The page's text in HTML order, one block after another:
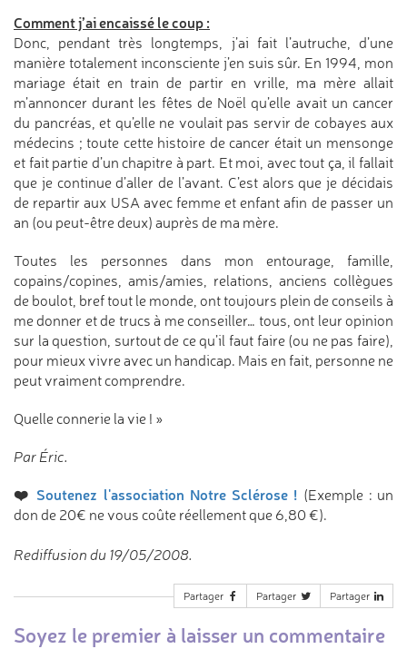
Comment j’ai encaissé le coup :
Donc, pendant très longtemps, j’ai fait l’autruche, d’une
manière totalement inconsciente j’en suis sûr. En 1994, mon
mariage était en train de partir en vrille, ma mère allait
m’annoncer durant les fêtes de Noël qu’elle avait un cancer
du pancréas, et qu’elle ne voulait pas servir de cobayes aux
médecins ; toute cette histoire de cancer était un mensonge
et fait partie d’un chapitre à part. Et moi, avec tout ça, il fallait
que je continue d’aller de l’avant. C’est alors que je décidais
de repartir aux USA avec femme et enfant afin de passer un
an (ou peut-être deux) auprès de ma mère.
Toutes les personnes dans mon entourage, famille,
copains/copines, amis/amies, relations, anciens collègues
de boulot, bref tout le monde, ont toujours plein de conseils à
me donner et de trucs à me conseiller… tous, ont leur opinion
sur la question, surtout de ce qu’il faut faire (ou ne pas faire),
pour mieux vivre avec un handicap. Mais en fait, personne ne
peut vraiment comprendre.
Quelle connerie la vie ! »
Par Éric.
❤️ Soutenez l'association Notre Sclérose ! (Exemple : un
don de 20€ ne vous coûte réellement que 6,80 €).
Rediffusion du 19/05/2008.
Partager Partager Partager
Soyez le premier à laisser un commentaire